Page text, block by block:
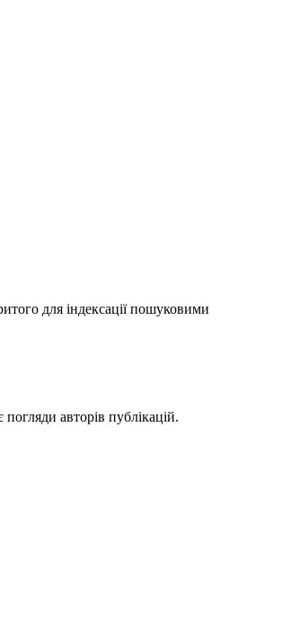
для індексації пошуковими
авторів публікацій.